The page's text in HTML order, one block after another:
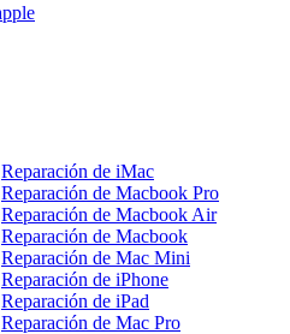
Reparación de iMac
Reparación de Macbook Pro
Reparación de Macbook Air
Reparación de Macbook
Reparación de Mac Mini
Reparación de iPhone
Reparación de iPad
Reparación de Mac Pro